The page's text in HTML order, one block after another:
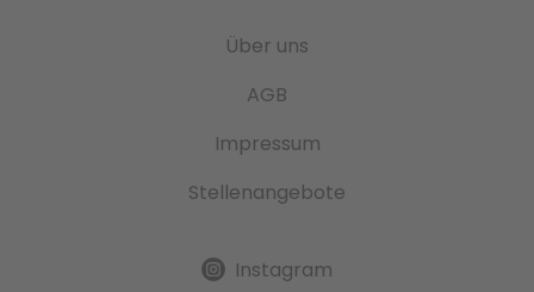
Über uns
AGB
Impressum
Stellenangebote
Instagram